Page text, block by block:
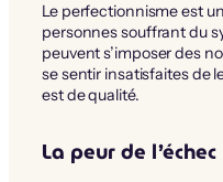
Le perfectionnisme est
personnes souffrant du
peuvent s’imposer des
se sentir insatisfaites de
est de qualité.
La peur de l’échec